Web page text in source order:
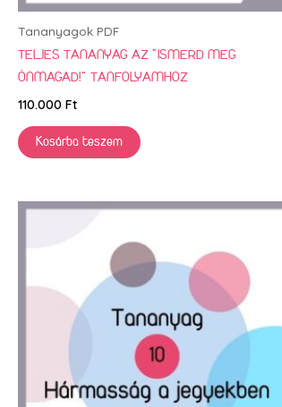
Tananyagok PDF
TELJES TANANYAG AZ “ISMERD MEG
ÖNMAGAD!” TANFOLYAMHOZ
110.000 Ft
Kosárba teszem